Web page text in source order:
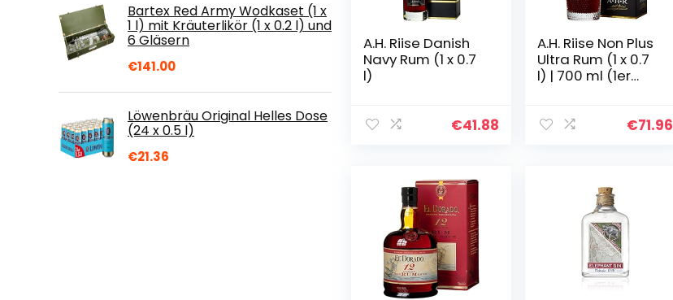
Bartex Red Army Wodkaset (1 x
1 l) mit Kräuterlikör (1 x 0.2 l) und
6 Gläsern
€141.00
Löwenbräu Original Helles Dose
(24 x 0.5 l)
€21.36
A.H. Riise Danish
Navy Rum (1 x 0.7
l)
€41.88
A.H. Riise Non Plus
Ultra Rum (1 x 0.7
l) | 700 ml (1er
€71.96